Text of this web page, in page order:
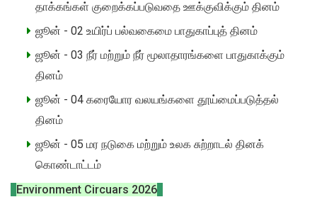
தாக்கங்கள் குறைக்கப்படுவதை ஊக்குவிக்கும் தினம்
ஜூன் - 02 உயிர்ப் பல்வகைமை பாதுகாப்புத் தினம்
ஜூன் - 03 நீர் மற்றும் நீர் மூலாதாரங்களை பாதுகாக்கும்
தினம்
ஜூன் - 04 கரையோர வலயங்களை தூய்மைப்படுத்தல்
தினம்
ஜூன் - 05 மர நடுகை மற்றும் உலக சுற்றாடல் தினக்
கொண்டாட்டம்
Environment Circuars 2026